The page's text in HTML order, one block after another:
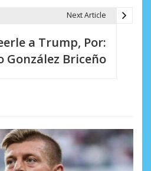
Next Article
a Trump, Por:
González Briceño